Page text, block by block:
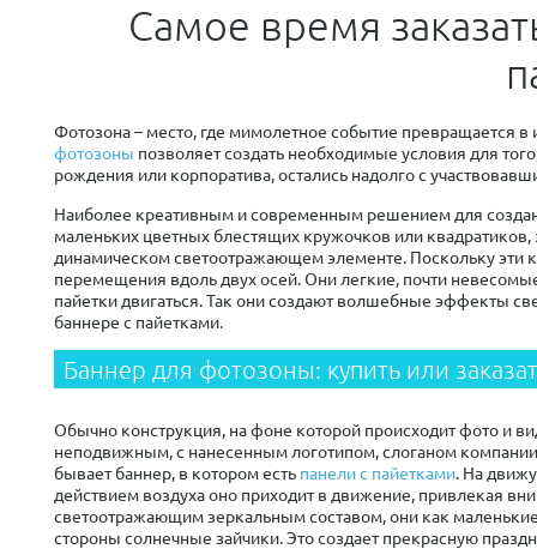
Самое время
Фотозона – место, где мимолетное событие превращается
фотозоны позволяет создать необходимые условия для
рождения или корпоратива, остались надолго с
Наиболее креативным и современным решением для
маленьких цветных блестящих кружочков или
динамическом светоотражающем элементе. Поскольку эти
перемещения вдоль двух осей. Они легкие, почти
пайетки двигаться. Так они создают волшебные эффекты
баннере с пайетками.
Баннер для фотозоны: купить или
Обычно конструкция, на фоне которой происходит фото и
неподвижным, с нанесенным логотипом, слоганом
бывает баннер, в котором есть панели с пайетками. На
действием воздуха оно приходит в движение, привлекая
светоотражающим зеркальным составом, они как
стороны солнечные зайчики. Это создает прекрасную